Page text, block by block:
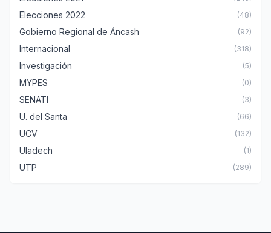
Elecciones 2022 (48)
Gobierno Regional de Áncash (92)
Internacional (318)
Investigación (5)
MYPES (0)
SENATI (3)
U. del Santa (66)
UCV (132)
Uladech (1)
UTP (289)